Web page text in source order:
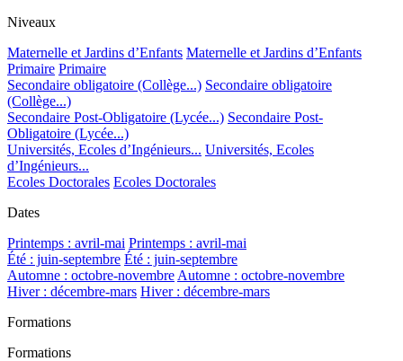
Niveaux
Maternelle et Jardins d’Enfants Maternelle et Jardins d’Enfants
Primaire Primaire
Secondaire obligatoire (Collège...) Secondaire obligatoire
(Collège...)
Secondaire Post-Obligatoire (Lycée...) Secondaire Post-
Obligatoire (Lycée...)
Universités, Ecoles d’Ingénieurs... Universités, Ecoles
d’Ingénieurs...
Ecoles Doctorales Ecoles Doctorales
Dates
Printemps : avril-mai Printemps : avril-mai
Été : juin-septembre Été : juin-septembre
Automne : octobre-novembre Automne : octobre-novembre
Hiver : décembre-mars Hiver : décembre-mars
Formations
Formations